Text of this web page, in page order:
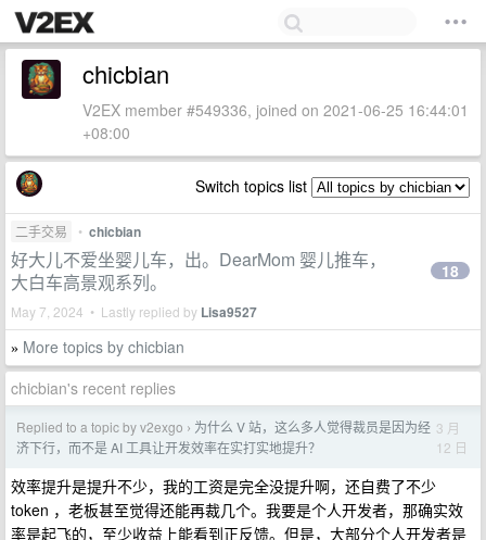
chicbian
V2EX member #549336, joined on 2021-06-25 16:44:01
+08:00
Switch topics list
二手交易 • chicbian
好大儿不爱坐婴儿车，出。DearMom 婴儿推车，
大白车高景观系列。
May 7, 2024 • Lastly replied by Lisa9527
18
» More topics by chicbian
chicbian's recent replies
Replied to a topic by v2exgo › 为什么 V 站，这么多人觉得裁员是因为经
济下行，而不是 AI 工具让开发效率在实打实地提升？
3 月
12 日
效率提升是提升不少，我的工资是完全没提升啊，还自费了不少
token ，老板甚至觉得还能再裁几个。我要是个人开发者，那确实效
率是起飞的，至少收益上能看到正反馈。但是，大部分个人开发者是